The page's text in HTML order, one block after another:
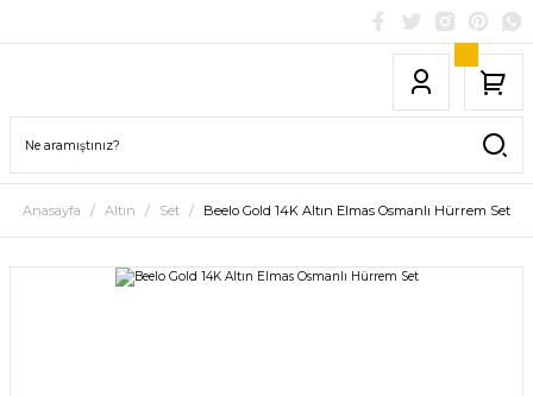
Anasayfa Altın Set Beelo Gold 14K Altın Elmas Osmanlı Hürrem Set